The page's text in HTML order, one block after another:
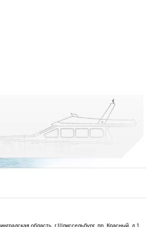
область, г.Шлиссельбург, пр. Красный, д.1